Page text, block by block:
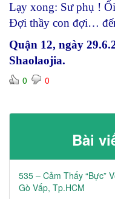
Lạy xong: Sư phụ !
Đợi thầy con đợi…
Quận 12, ngày
Shaolaojia.
0 0
Bài
535 – Cảm Thấy “Bực”
Gò Vấp, Tp.HCM